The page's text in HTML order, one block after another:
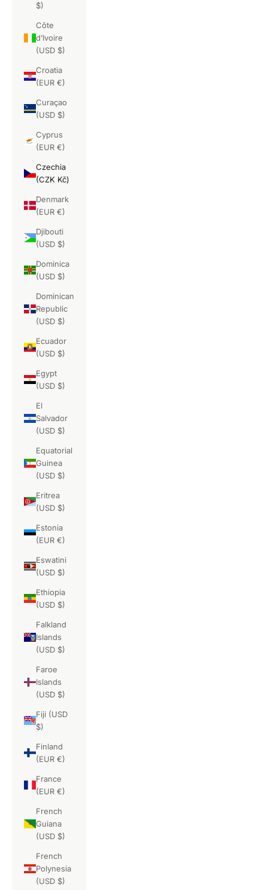
$)
Côte
d’Ivoire
(USD $)
Croatia
(EUR €)
Curaçao
(USD $)
Cyprus
(EUR €)
Czechia
(CZK Kč)
Denmark
(EUR €)
Djibouti
(USD $)
Dominica
(USD $)
Dominican
Republic
(USD $)
Ecuador
(USD $)
Egypt
(USD $)
El
Salvador
(USD $)
Equatorial
Guinea
(USD $)
Eritrea
(USD $)
Estonia
(EUR €)
Eswatini
(USD $)
Ethiopia
(USD $)
Falkland
Islands
(USD $)
Faroe
Islands
(USD $)
Fiji (USD
$)
Finland
(EUR €)
France
(EUR €)
French
Guiana
(USD $)
French
Polynesia
(USD $)